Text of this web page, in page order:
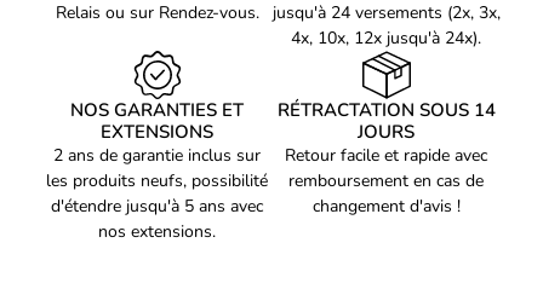
Poids et dimensions
Profondeur
20 mm
Poids
94 g
Contenu de l'emballage
Relais ou sur Rendez-vous.
jusqu'à 24 versements (2x, 3x,
4x, 10x, 12x jusqu'à 24x).
NOS GARANTIES ET
EXTENSIONS
2 ans de garantie inclus sur
les produits neufs, possibilité
d'étendre jusqu'à 5 ans avec
nos extensions.
RÉTRACTATION SOUS 14
JOURS
Retour facile et rapide avec
remboursement en cas de
changement d'avis !